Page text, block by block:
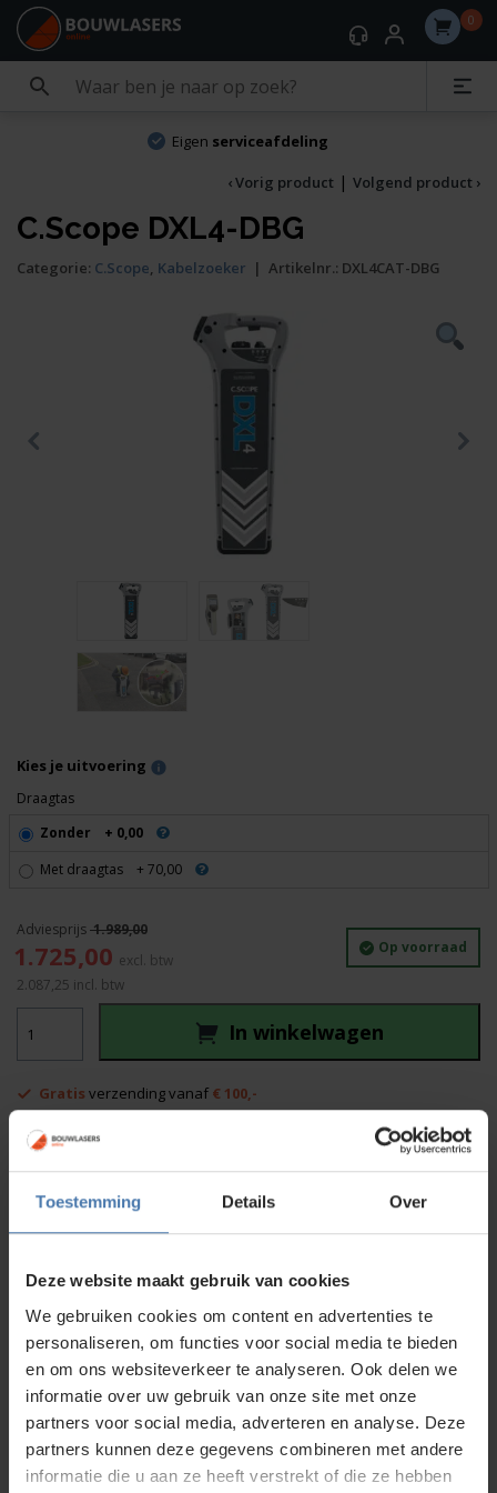
Toestemming Details Over
Deze website maakt gebruik van cookies
We gebruiken cookies om content en advertenties te
personaliseren, om functies voor social media te bieden
en om ons websiteverkeer te analyseren. Ook delen we
informatie over uw gebruik van onze site met onze
partners voor social media, adverteren en analyse. Deze
partners kunnen deze gegevens combineren met andere
informatie die u aan ze heeft verstrekt of die ze hebben
0
Eigen serviceafdeling
‹ Vorig product | Volgend product ›
C.Scope DXL4-DBG
Categorie: C.Scope, Kabelzoeker | Artikelnr.: DXL4CAT-DBG
Kies je uitvoering
Draagtas
Zonder
+ 0,00
Met draagtas
+ 70,00
Op voorraad
DXL4-
DBG
2.087,25 incl. btw
In winkelwagen
1.989,00
Oorspronkelijke
prijs
was:
1.725,00
1.725,00.
Gratis verzending vanaf € 100,-
Voor 15:00 besteld is
Productinformatie
Specificaties
Standaard meegeleverd
Downloads
Service en kalibratie